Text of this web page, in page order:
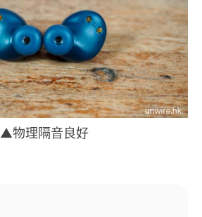
▲物理隔音良好